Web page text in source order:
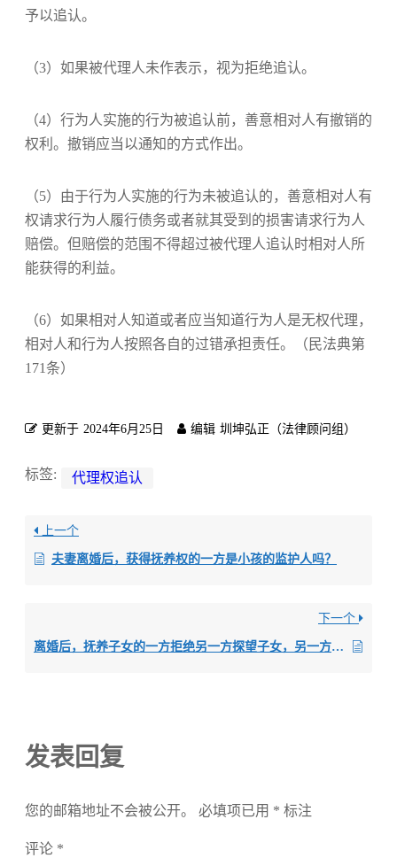
予以追认。
（3）如果被代理人未作表示，视为拒绝追认。
（4）行为人实施的行为被追认前，善意相对人有撤销的
权利。撤销应当以通知的方式作出。
（5）由于行为人实施的行为未被追认的，善意相对人有
权请求行为人履行债务或者就其受到的损害请求行为人
赔偿。但赔偿的范围不得超过被代理人追认时相对人所
能获得的利益。
（6）如果相对人知道或者应当知道行为人是无权代理，
相对人和行为人按照各自的过错承担责任。（民法典第
171条）
更新于 2024年6月25日 编辑 圳坤弘正（法律顾问组）
标签: 代理权追认
上一个
夫妻离婚后，获得抚养权的一方是小孩的监护人吗？
下一个
离婚后，抚养子女的一方拒绝另一方探望子女，另一方该如何处理？
发表回复
您的邮箱地址不会被公开。 必填项已用 * 标注
评论 *